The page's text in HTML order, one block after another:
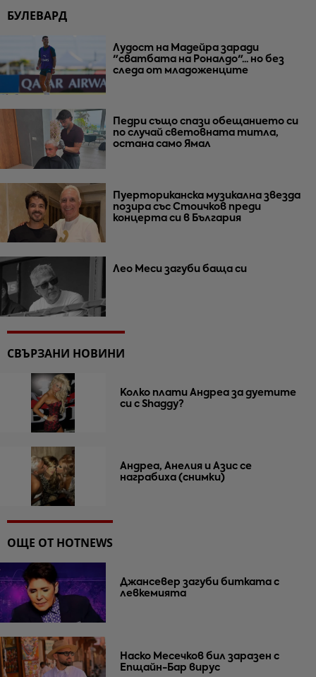
БУЛЕВАРД
Лудост на Мадейра заради
"сватбата на Роналдо"... но без
следа от младоженците
Педри също спази обещанието си
по случай световната титла,
остана само Ямал
Пуерториканска музикална звезда
позира със Стоичков преди
концерта си в България
Лео Меси загуби баща си
СВЪРЗАНИ НОВИНИ
Колко плати Андреа за дуетите
си с Shaggy?
Андреа, Анелия и Азис се
награбиха (снимки)
ОЩЕ ОТ HOTNEWS
Джансевер загуби битката с
левкемията
Наско Месечков бил заразен с
Епщайн-Бар вирус